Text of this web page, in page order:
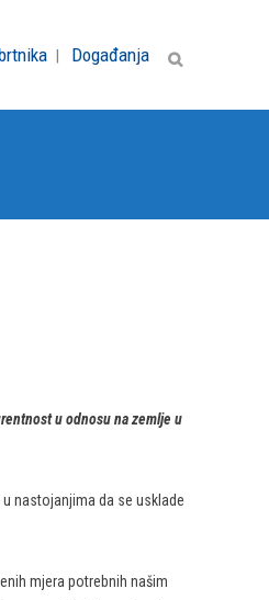
Događanja
u odnosu na zemlje u
nastojanjima da se usklade
mjera potrebnih našim